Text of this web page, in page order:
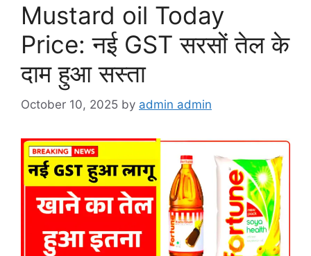
Mustard oil Today
Price: नई GST सरसों तेल के
दाम हुआ सस्ता
October 10, 2025 by admin admin